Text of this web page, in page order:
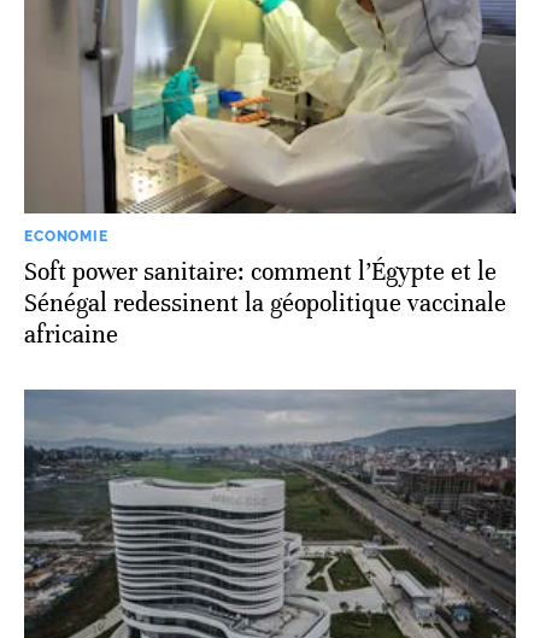
ECONOMIE
Soft power sanitaire: comment l’Égypte et le
Sénégal redessinent la géopolitique vaccinale
africaine